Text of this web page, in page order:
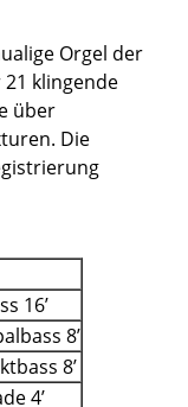
Orgel der
klingende
über
Die
16’
8’
8’
4’